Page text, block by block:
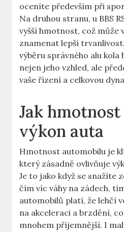
oceníte především při
Na druhou stranu, u BBS
vyšší hmotnost, což může
znamenat lepší
výběru správného alu kola
nejen jeho vzhled, ale
vaše řízení a celkovou
Jak
výkon auta
Hmotnost automobilu je
který zásadně ovlivňuje
Je to jako když se snažíte
čím víc váhy na zádech,
automobilů platí, že lehčí
na akceleraci a brzdění,
mnohem příjemnější. I